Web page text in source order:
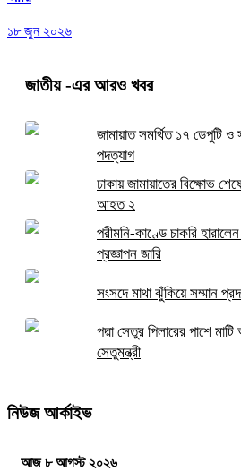
১৮ জুন ২০২৬
জাতীয়-এর আরও খবর
জামায়াত সমর্থিত ১৭ ডেপুটি ও
পদত্যাগ
ঢাকায় জামায়াতের বিক্ষোভ
আহত ২
পরীমনি-কাণ্ডে চাকরি
প্রজ্ঞাপন জারি
সংসদে মাথা ঝুঁকিয়ে সম্মান
পদ্মা সেতুর পিলারের পাশে
সেতুমন্ত্রী
নিউজ আর্কাইভ
আজ ৮ আগস্ট ২০২৬